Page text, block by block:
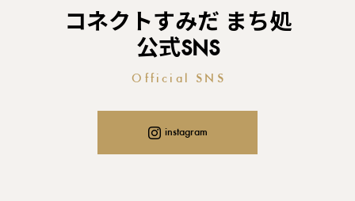
コネクトすみだ まち処
公式SNS
Official SNS
instagram